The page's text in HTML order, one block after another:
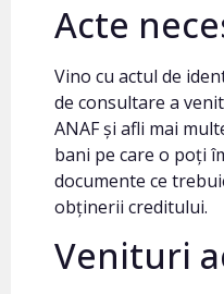
Acte
Vino cu actul de
de consultare a
ANAF și afli mai
bani pe care o poți
documente ce
obținerii creditului.
Venituri